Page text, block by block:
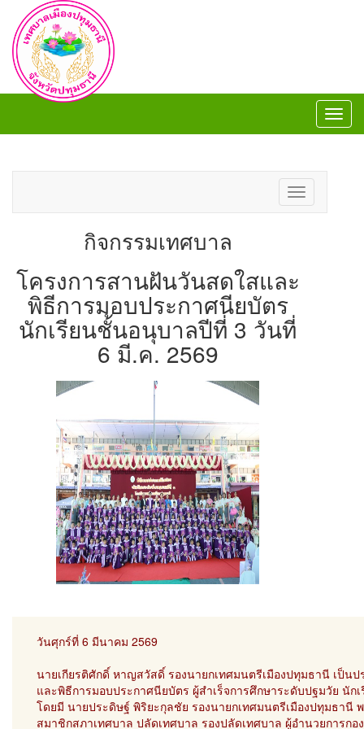
Toggle
navigation
กิจกรรมเทศบาล
โครงการสานฝันวันสดใสและ
พิธีการมอบประกาศนียบัตร
นักเรียนชั้นอนุบาลปีที่ 3 วันที่
6 มี.ค. 2569
วันศุกร์ที่ 6 มีนาคม 2569
นายเกียรติศักดิ์ หาญสวัสดิ์ รองนายกเทศมนตรีเมืองปทุมธานี เป็น
และพิธีการมอบประกาศนียบัตร ผู้สำเร็จการศึกษาระดับปฐมวัย นั
โดยมี นายประดิษฐ์ พิริยะกุลชัย รองนายกเทศมนตรีเมืองปทุมธานี
สมาชิกสภาเทศบาล ปลัดเทศบาล รองปลัดเทศบาล ผู้อำนวยการก